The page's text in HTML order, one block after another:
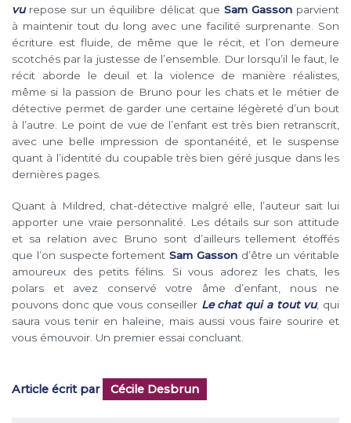
vurepose sur un équilibre délicat que Sam Gassonparvient
à maintenir tout du long avec une facilité surprenante. Son
écriture est fluide, de même que le récit, et l’on demeure
scotchés par la justesse de l’ensemble. Dur lorsqu’il le faut, le
récit aborde le deuil et la violence de manière réalistes,
même si la passion de Bruno pour les chats et le métier de
détective permet de garder une certaine légèreté d’un bout
à l’autre. Le point de vue de l’enfant est très bien retranscrit,
avec une belle impression de spontanéité, et le suspense
quant à l’identité du coupable très bien géré jusque dans les
dernières pages.
Quant à Mildred, chat-détective malgré elle, l’auteur sait lui
apporter une vraie personnalité. Les détails sur son attitude
et sa relation avec Bruno sont d’ailleurs tellement étoffés
que l’on suspecte fortement Sam Gassond’être un véritable
amoureux des petits félins. Si vous adorez les chats, les
polars et avez conservé votre âme d’enfant, nous ne
pouvons donc que vous conseiller Le chat qui a tout vu, qui
saura vous tenir en haleine, mais aussi vous faire sourire et
vous émouvoir. Un premier essai concluant.
Article écrit par Cécile Desbrun